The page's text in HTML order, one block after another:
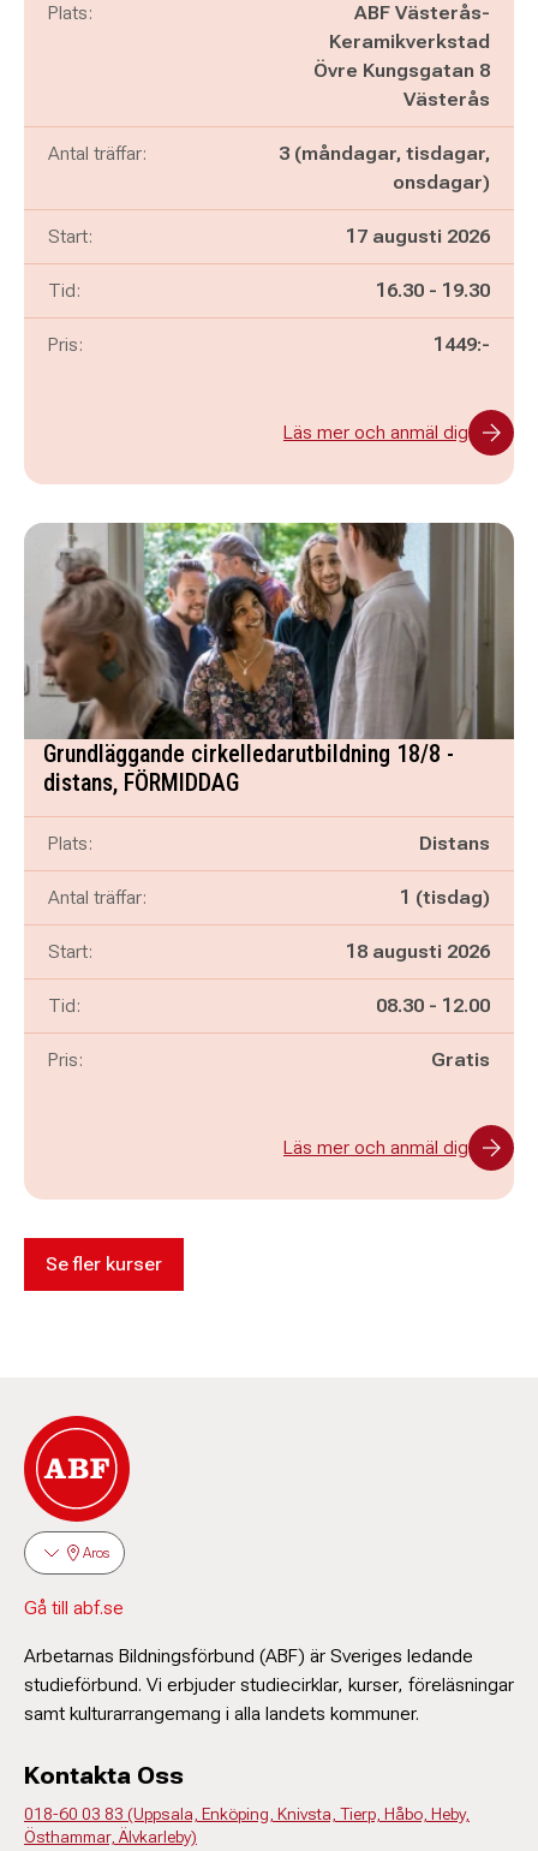
Plats:
ABF Västerås-
Keramikverkstad
Övre Kungsgatan 8
Västerås
Antal träffar:
3 (måndagar, tisdagar,
onsdagar)
Start: 17 augusti 2026
Tid: Pågår mellan
16.30 - och
19.30
Pris: 1449:-
Läs mer och anmäl dig
Grundläggande cirkelledarutbildning 18/8 -
distans, FÖRMIDDAG
Plats: Distans
Antal träffar: 1 (tisdag)
Start: 18 augusti 2026
Tid: Pågår mellan
08.30 - och
12.00
Pris: Gratis
Läs mer och anmäl dig
Se fler kurser
Aros
Gå till abf.se
Arbetarnas Bildningsförbund (ABF) är Sveriges ledande
studieförbund. Vi erbjuder studiecirklar, kurser, föreläsningar
samt kulturarrangemang i alla landets kommuner.
Kontakta Oss
018-60 03 83 (Uppsala, Enköping, Knivsta, Tierp, Håbo, Heby,
Östhammar, Älvkarleby)